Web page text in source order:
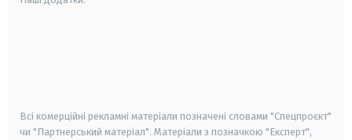
Всі комерційні рекламні матеріали позначені словами "Спецпроєкт"
чи "Партнерський матеріал". Матеріали з позначкою "Експерт",